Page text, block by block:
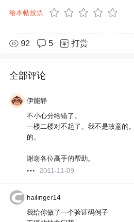
给本帖投票
92 5 打赏
全部评论
伊能静
不小心分给错了。
一楼二楼对不起了。我不是故意的
的。
谢谢各位高手的帮助。
2011-11-09
hailinger14
我给你做了一个验证码例子